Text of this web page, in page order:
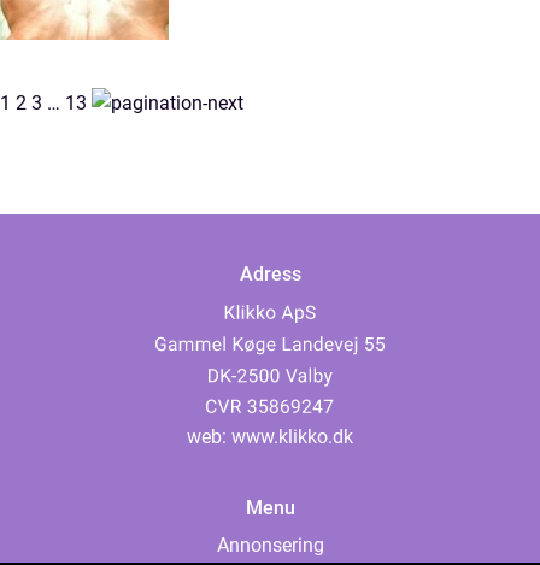
1 2 3 … 13
Adress
web: www.klikko.dk
Menu
Annonsering